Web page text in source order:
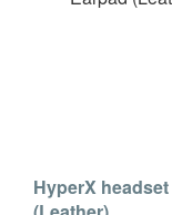
HyperX